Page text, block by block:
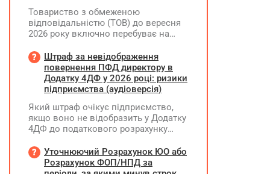
Товариство з обмеженою
відповідальністю (ТОВ) до вересня
2026 року включно перебуває на
(єдиний податок, 3 група, ставка 5%,
неплатник ПДВ). З 1 жовтня 2026
року підприємство переходить на
загальну систему оподаткування
прибуток). За результатами
діяльності у періоді 2024–2025 років
(під час перебування на спрощеній
чистий прибуток, сума
нерозподіленого прибутку в балансі
Штраф за невідображення
повернення ПФД директору в
Додатку 4ДФ у 2026 році: ризики
підприємства (аудіоверсія)
Який штраф очікує підприємство,
якщо воно не відобразить у Додатку
4ДФ до податкового розрахунку
допомоги (ПФД) директору?
Уточнюючий Розрахунок ЮО або
Розрахунок ФОП/НПД за